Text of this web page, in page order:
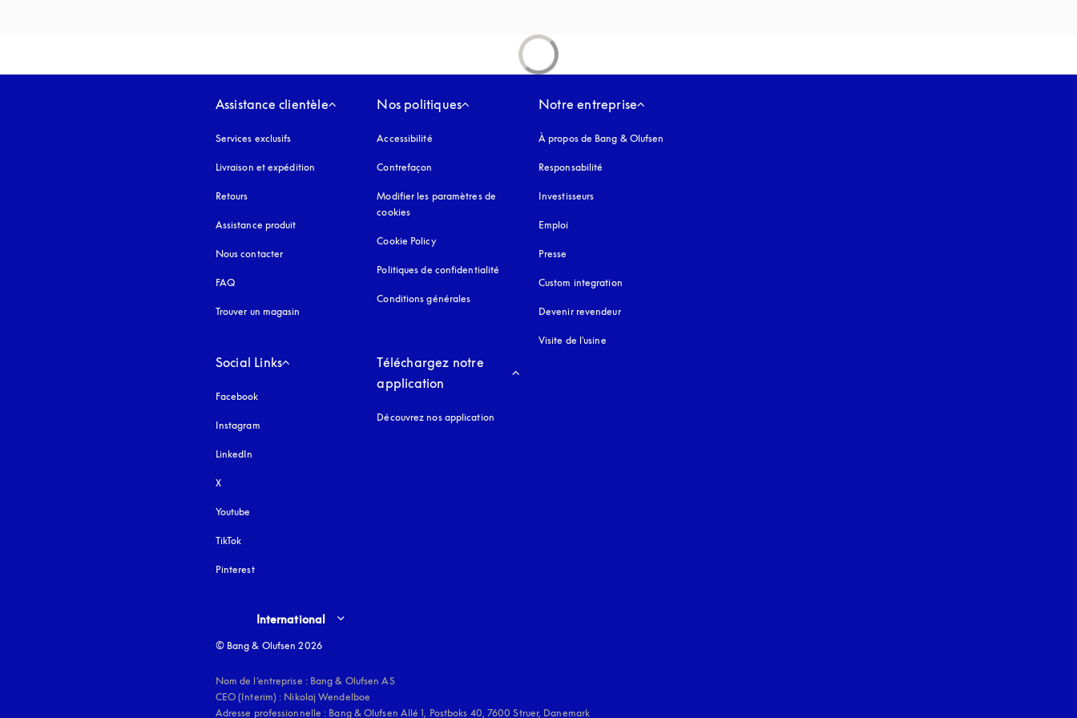
Assistance clientèle
Services exclusifs
Livraison et expédition
Retours
Assistance produit
Nous contacter
FAQ
Trouver un magasin
Nos politiques
Accessibilité s’ouvre dans un nouvel onglet
Contrefaçon s’ouvre dans un nouvel onglet
Modifier les paramètres de
cookies
Cookie Policys’ouvre dans un nouvel onglet
Politiques de confidentialité
Conditions générales
Notre entreprise
À propos de Bang & Olufsen
Responsabilité
Investisseurs
Emploi
Presse
Custom integration
Devenir revendeur
Visite de l'usine
Social Links
Facebook
Instagram
LinkedIn
X
Youtube
TikTok
Pinterest
Téléchargez notre
application
Découvrez nos application
Select country and language
International
© Bang & Olufsen 2026
Nom de l’entreprise : Bang & Olufsen AS
CEO (Interim) : Nikolaj Wendelboe
Adresse professionnelle : Bang & Olufsen Allé 1, Postboks 40, 7600 Struer, Danemark